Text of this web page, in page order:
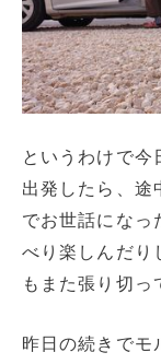
というわけで今
出発したら、途
でお世話になっ
べり楽しんだり
もまた張り切っ
昨日の続きでモ